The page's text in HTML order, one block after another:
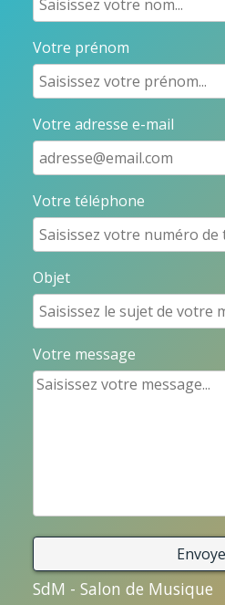
Votre prénom
Votre adresse e-mail
Votre téléphone
Objet
Votre message
SdM - Salon de Musique